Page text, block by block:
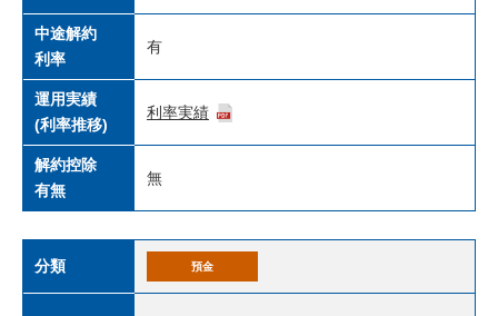
中途解約
利率
有
運用実績
(利率推移)
利率実績
解約控除
有無
無
分類 預金